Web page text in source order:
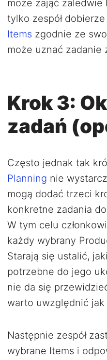
może zająć zaledwie
tylko zespół dobierze
Items zgodnie ze
może uznać zadanie
Krok 3:
zadań
Często jednak tak
Planning nie
mogą dodać trzeci
konkretne zadania
W tym celu
każdy wybrany
Starają się ustalić,
potrzebne do jego
nie da się
warto uwzględnić jak
Następnie zespół
wybrane Items i